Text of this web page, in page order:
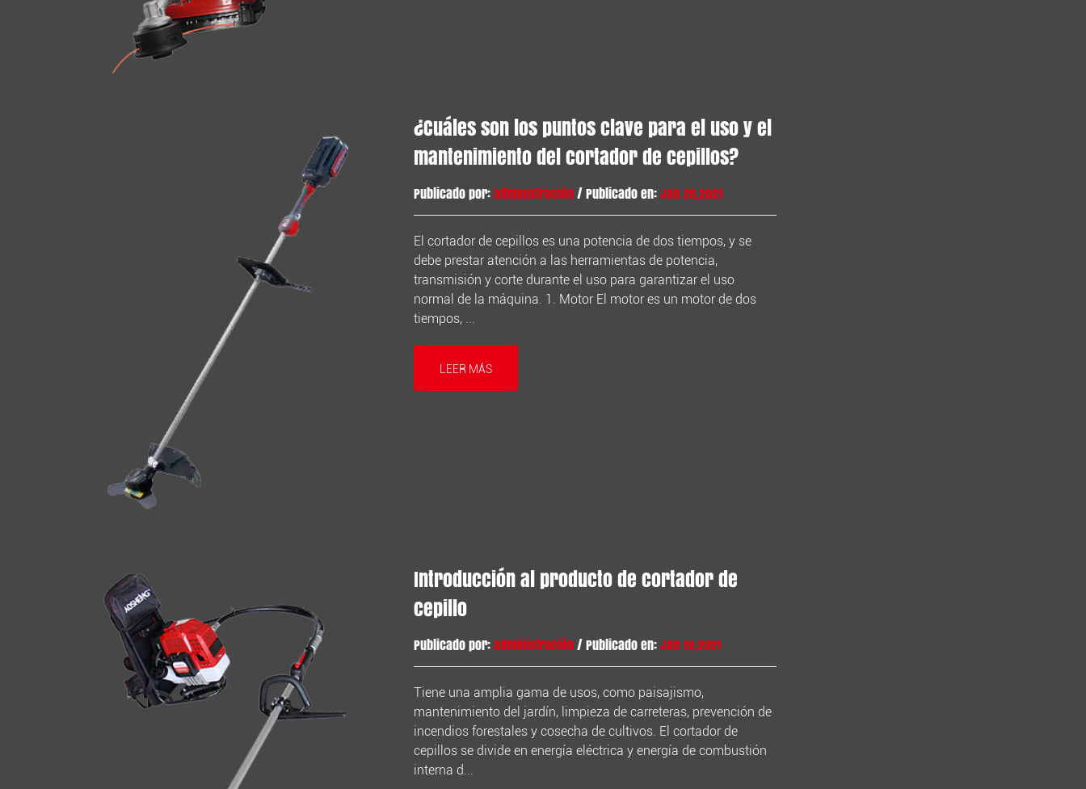
¿Cuáles son los puntos clave para el uso y el
mantenimiento del cortador de cepillos?
Publicado por:administración/ Publicado en:Jan 25,2021
El cortador de cepillos es una potencia de dos tiempos, y se
debe prestar atención a las herramientas de potencia,
transmisión y corte durante el uso para garantizar el uso
normal de la máquina. 1. Motor El motor es un motor de dos
tiempos, ...
LEER MÁS
Introducción al producto de cortador de
cepillo
Publicado por:administración/ Publicado en:Jan 19,2021
Tiene una amplia gama de usos, como paisajismo,
mantenimiento del jardín, limpieza de carreteras, prevención de
incendios forestales y cosecha de cultivos. El cortador de
cepillos se divide en energía eléctrica y energía de combustión
interna d...